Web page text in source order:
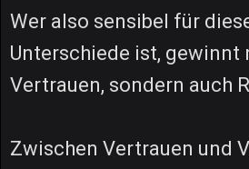
Wer also sensibel für
Unterschiede ist, gewinnt
Vertrauen, sondern auch
Zwischen Vertrauen und